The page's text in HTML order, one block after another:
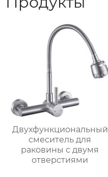
Двухфункциональный
смеситель для
раковины с двумя
отверстиями